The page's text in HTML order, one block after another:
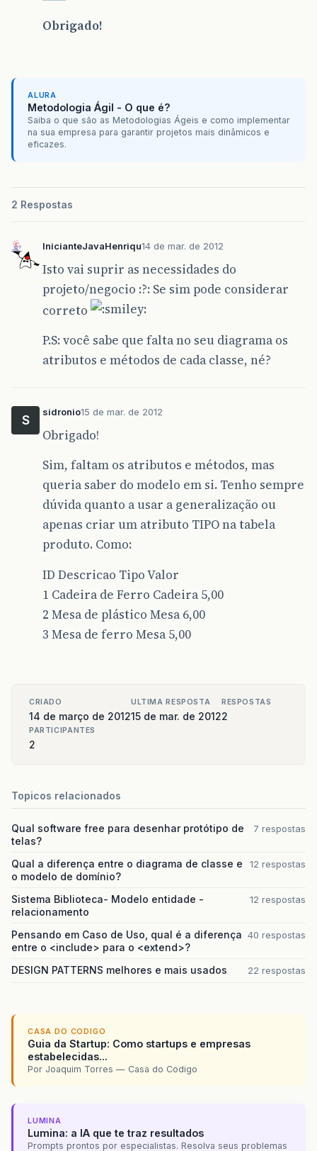
Obrigado!
ALURA
Metodologia Ágil - O que é?
Saiba o que são as Metodologias Ágeis e como implementar
na sua empresa para garantir projetos mais dinâmicos e
eficazes.
2 Respostas
InicianteJavaHenriqu14 de mar. de 2012
Isto vai suprir as necessidades do
projeto/negocio :?: Se sim pode considerar
correto
P.S: você sabe que falta no seu diagrama os
atributos e métodos de cada classe, né?
S
sidronio15 de mar. de 2012
Obrigado!
Sim, faltam os atributos e métodos, mas
queria saber do modelo em si. Tenho sempre
dúvida quanto a usar a generalização ou
apenas criar um atributo TIPO na tabela
produto. Como:
ID Descricao Tipo Valor
1 Cadeira de Ferro Cadeira 5,00
2 Mesa de plástico Mesa 6,00
3 Mesa de ferro Mesa 5,00
CRIADO
14 de março de 2012
ULTIMA RESPOSTA
15 de mar. de 2012
RESPOSTAS
2
PARTICIPANTES
2
Topicos relacionados
Qual software free para desenhar protótipo de
telas?
7 respostas
Qual a diferença entre o diagrama de classe e
o modelo de domínio?
12 respostas
Sistema Biblioteca- Modelo entidade -
relacionamento
12 respostas
Pensando em Caso de Uso, qual é a diferença
entre o <include> para o <extend>?
40 respostas
DESIGN PATTERNS melhores e mais usados 22 respostas
CASA DO CODIGO
Guia da Startup: Como startups e empresas
estabelecidas...
Por Joaquim Torres — Casa do Codigo
LUMINA
Lumina: a IA que te traz resultados
Prompts prontos por especialistas. Resolva seus problemas